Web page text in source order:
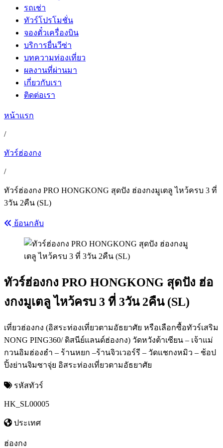
รถเช่า
ทัวร์โปรโมชั่น
จองตั๋วเครื่องบิน
บริการยื่นวีซ่า
บทความท่องเที่ยว
ผลงานที่ผ่านมา
เกี่ยวกับเรา
ติดต่อเรา
หน้าแรก
/
ทัวร์ฮ่องกง
/
ทัวร์ฮ่องกง PRO HONGKONG สุดปัง ฮ่องกงมูเตลู ไหว้ครบ 3 ที่
3วัน 2คืน (SL)
ย้อนกลับ
ทัวร์ฮ่องกง PRO HONGKONG สุดปัง ฮ่อ
งกงมูเตลู ไหว้ครบ 3 ที่ 3วัน 2คืน (SL)
เที่ยวฮ่องกง (อิสระท่องเที่ยวตามอัธยาศัย หรือเลือกซื้อทัวร์เสริม
NONG PING360/ ดิสนีย์แลนด์ฮ่องกง) วัดหวังต้าเซียน – เจ้าแม่
กวนอิมฮ่องฮำ – ร้านหยก –ร้านจิวเวอร์รี – วัดแชกงหมิว – ช้อป
ปิ้งย่านจิมซาจุ่ย อิสระท่องเที่ยวตามอัธยาศัย
รหัสทัวร์
HK_SL00005
ประเทศ
ฮ่องกง